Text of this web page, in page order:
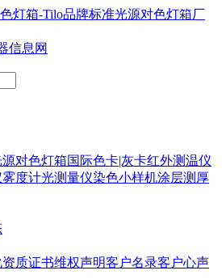
信息网
对色灯箱国际色卡|灰卡红外测温仪
雾度计光测量仪染色小样机涂层测厚
资质证书维权声明客户名录客户心声